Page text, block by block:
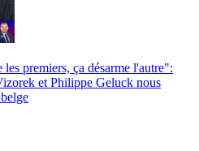
premiers, ça désarme l'autre":
et Philippe Geluck nous